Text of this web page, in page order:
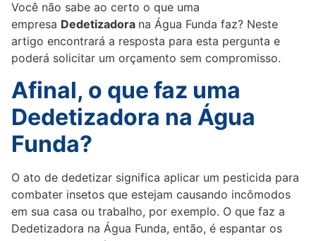
Você não sabe ao certo o que uma
empresa Dedetizadora na Água Funda faz? Neste
artigo encontrará a resposta para esta pergunta e
poderá solicitar um orçamento sem compromisso.
Afinal, o que faz uma
Dedetizadora na Água
Funda?
O ato de dedetizar significa aplicar um pesticida para
combater insetos que estejam causando incômodos
em sua casa ou trabalho, por exemplo. O que faz a
Dedetizadora na Água Funda, então, é espantar os